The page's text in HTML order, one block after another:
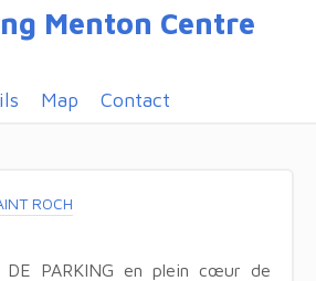
Menton Centre
Map Contact
ROCH
DE PARKING en plein cœur de